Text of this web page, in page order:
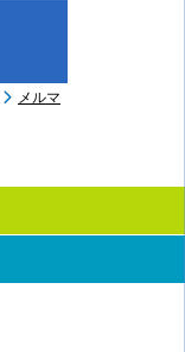
メルマ